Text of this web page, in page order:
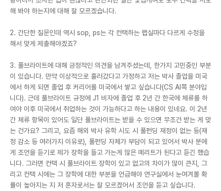
해 봐야 하는지에 대해 잘 모르겠습니다.
2. 간단한 질문인데 역시 sop, ps는 각 컨택하는 랩실마다 다르게 수정을
해서 맞게 제출해야겠죠?
3. 풀브라이트에 대해 긍정적인 의견을 남겨주셨는데, 한가지 고민중인 부분
이 있습니다. 만약 이상적으로 흘러갔다고 가정하고 저는 박사 졸업을 미국
에서 하게 되면 졸업 후 커리어를 미국에서 쌓고 싶습니다(CS AI쪽 분야입
니다). 근데 풀브라이트 규정에 J1 비자에 졸업 후 2년 간 한국에 체류를 하
여야 이후 미국에서 취업하는 것이 가능하다고 하는 내용이 있네요. 이 2년
간 체류 항목이 있어도 일단 풀브라이트는 받을 수 있으면 무조건 받는 게 맞
는 건가요? 그리고, 요즘 해외 박사 유학 시도 시 풀펀딩 재정이 없는 등(재
정 감소 등 여러가지 이유로), 풀펀딩 자체가 부담이 되고 있어서 박사 분에
게 조언을 듣기로 제가 장학을 들고 가는게 많은 메리트가 된다고 듣긴 했습
니다. 그러면 컨택 시 풀브라이트 장학이 있고 없고의 차이가 많이 큰지, 그
리고 컨택 시에는 그 장학에 대한 부분을 언급해야 연구실에서 눈여겨볼 확
률이 높아지는 지 저 혼자로서는 잘 모르겠어서 조언을 듣고 싶습니다.